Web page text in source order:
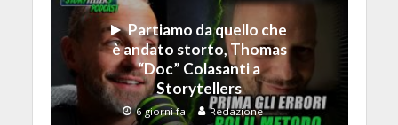
Partiamo da quello che
è andato storto, Thomas
“Doc” Colasanti a
Storytellers
6 giorni fa Redazione